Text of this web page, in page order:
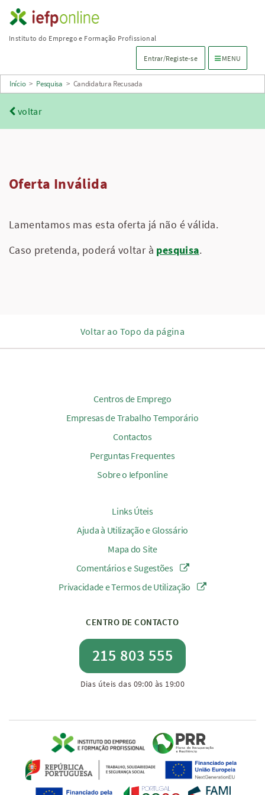
Saltar
para
principal
Instituto do Emprego e Formação Profissional
Entrar/Registe-se Menu de
MENU
Início > Pesquisa > Candidatura Recusada
voltar
Oferta Inválida
Lamentamos mas esta oferta já não é válida.
Caso pretenda, poderá voltar à pesquisa.
Voltar ao Topo da página
Centros de Emprego
Empresas de Trabalho Temporário
Contactos
Perguntas Frequentes
Sobre o Iefponline
Links Úteis
Ajuda à Utilização e Glossário
Mapa do Site
Comentários e Sugestões
Privacidade e Termos de Utilização
CENTRO DE CONTACTO
215 803 555
Dias úteis das 09:00 às 19:00